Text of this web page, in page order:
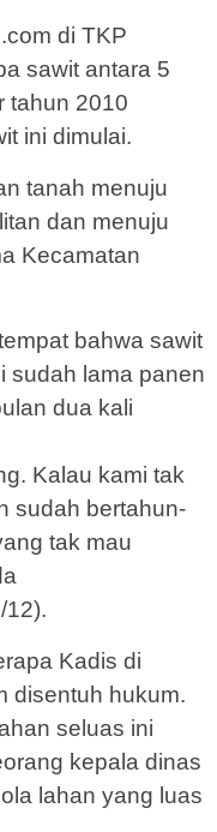
di TKP
sawit antara 5
tahun 2010
ini dimulai.
tanah menuju
dan menuju
Kecamatan
bahwa sawit
sudah lama panen
dua kali
Kalau kami tak
sudah bertahun-
tak mau
12).
Kadis di
disentuh hukum.
seluas ini
kepala dinas
lahan yang luas